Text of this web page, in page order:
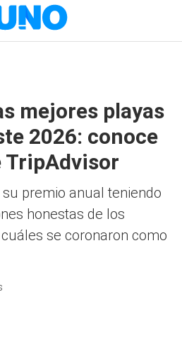
mejores playas
2026: conoce
TripAdvisor
premio anual teniendo
honestas de los
se coronaron como